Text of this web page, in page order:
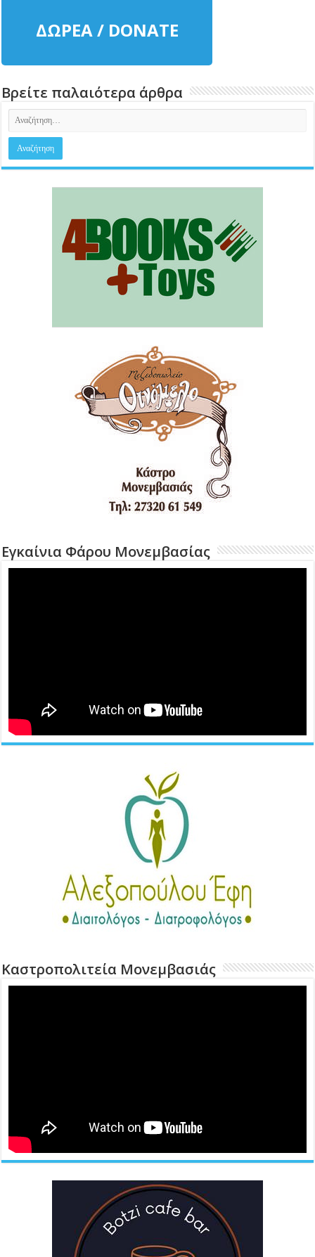
ΔΩΡΕΑ / DONATE
Βρείτε παλαιότερα άρθρα
Εγκαίνια Φάρου Μονεμβασίας
Καστροπολιτεία Μονεμβασιάς